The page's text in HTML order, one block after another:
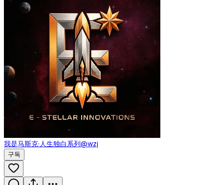
我是马斯克·人生独白系列@wzj
구독